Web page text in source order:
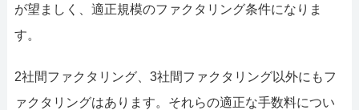
が望ましく、適正規模のファクタリング条件になりま
す。
2社間ファクタリング、3社間ファクタリング以外にもフ
ァクタリングはあります。それらの適正な手数料につい